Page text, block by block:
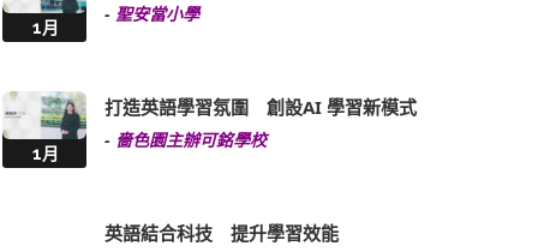
1月
- 聖安當小學
1月
打造英語學習氛圍 創設AI 學習新模式
- 嗇色園主辦可銘學校
英語結合科技 提升學習效能